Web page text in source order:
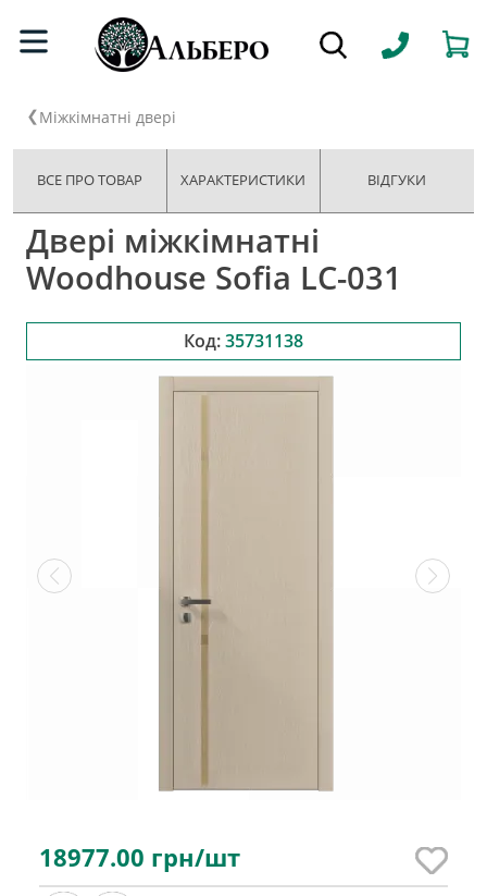
Міжкімнатні двері
ВСЕ ПРО ТОВАР ХАРАКТЕРИСТИКИ ВІДГУКИ
Двері міжкімнатні
Woodhouse Sofia LC-031
Код:35731138
18977.00 грн/шт